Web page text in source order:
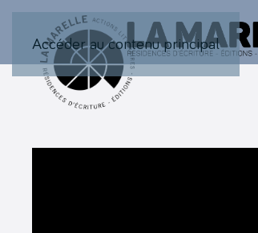
Accéder au contenu principal